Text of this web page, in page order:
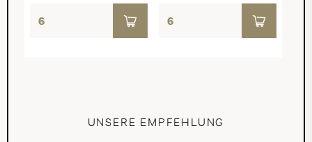
UNSERE EMPFEHLUNG